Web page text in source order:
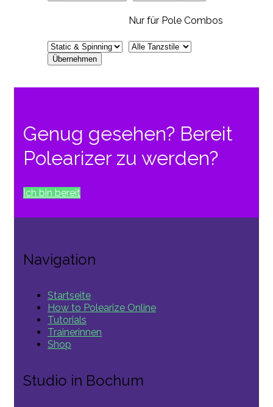
Nur für Pole Combos
Genug gesehen? Bereit
Polearizer zu werden?
Ich bin bereit
Navigation
Startseite
How to Polearize Online
Tutorials
Trainerinnen
Shop
Studio in Bochum